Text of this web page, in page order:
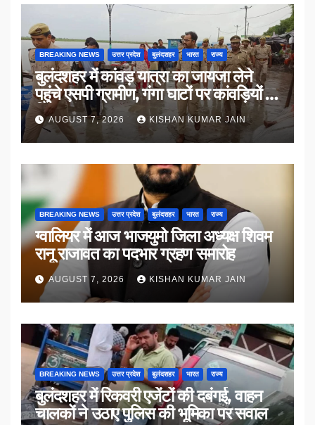
BREAKING NEWS उत्तर प्रदेश बुलंदशहर भारत राज्य
बुलंदशहर में कांवड़ यात्रा का जायजा लेने
पहुंचे एसपी ग्रामीण, गंगा घाटों पर कांवड़ियों से
किया संवाद
AUGUST 7, 2026 KISHAN KUMAR JAIN
BREAKING NEWS उत्तर प्रदेश बुलंदशहर भारत राज्य
ग्वालियर में आज भाजयुमो जिला अध्यक्ष शिवम
रानू राजावत का पदभार ग्रहण समारोह
AUGUST 7, 2026 KISHAN KUMAR JAIN
BREAKING NEWS उत्तर प्रदेश बुलंदशहर भारत राज्य
बुलंदशहर में रिकवरी एजेंटों की दबंगई, वाहन
चालकों ने उठाए पुलिस की भूमिका पर सवाल